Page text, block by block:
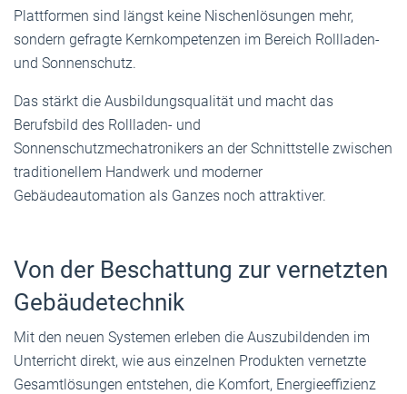
Plattformen sind längst keine Nischenlösungen mehr,
sondern gefragte Kernkompetenzen im Bereich Rollladen-
und Sonnenschutz.
Das stärkt die Ausbildungsqualität und macht das
Berufsbild des Rollladen- und
Sonnenschutzmechatronikers an der Schnittstelle zwischen
traditionellem Handwerk und moderner
Gebäudeautomation als Ganzes noch attraktiver.
Von der Beschattung zur vernetzten
Gebäudetechnik
Mit den neuen Systemen erleben die Auszubildenden im
Unterricht direkt, wie aus einzelnen Produkten vernetzte
Gesamtlösungen entstehen, die Komfort, Energieeffizienz